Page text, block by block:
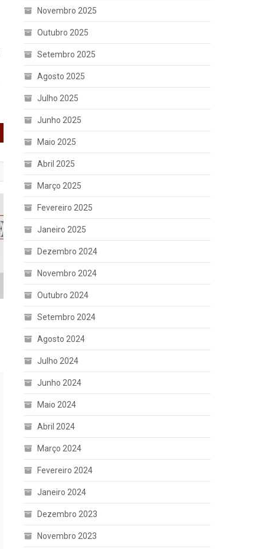
Novembro 2025
Outubro 2025
Setembro 2025
Agosto 2025
Julho 2025
Junho 2025
Maio 2025
Abril 2025
Março 2025
Fevereiro 2025
Janeiro 2025
Dezembro 2024
Novembro 2024
Outubro 2024
Setembro 2024
Agosto 2024
Julho 2024
Junho 2024
Maio 2024
Abril 2024
Março 2024
Fevereiro 2024
Janeiro 2024
Dezembro 2023
Novembro 2023